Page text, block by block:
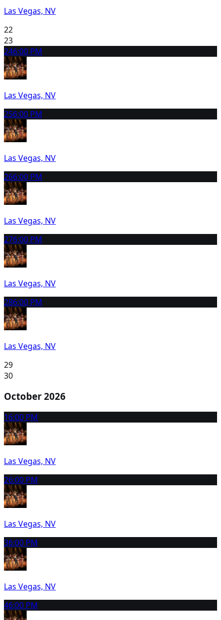
Las Vegas, NV
22
23
246:00 PM
Las Vegas, NV
256:00 PM
Las Vegas, NV
266:00 PM
Las Vegas, NV
276:00 PM
Las Vegas, NV
286:00 PM
Las Vegas, NV
29
30
October 2026
16:00 PM
Las Vegas, NV
26:00 PM
Las Vegas, NV
36:00 PM
Las Vegas, NV
46:00 PM